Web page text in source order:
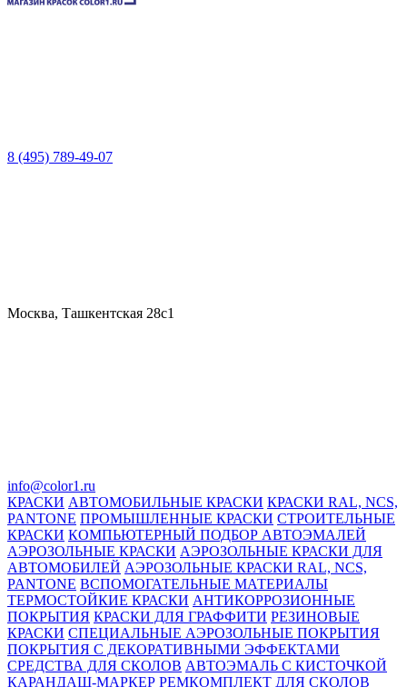
8 (495) 789-49-07
Москва, Ташкентская 28с1
info@color1.ru
КРАСКИ АВТОМОБИЛЬНЫЕ КРАСКИ КРАСКИ RAL, NCS,
PANTONE ПРОМЫШЛЕННЫЕ КРАСКИ СТРОИТЕЛЬНЫЕ
КРАСКИ КОМПЬЮТЕРНЫЙ ПОДБОР АВТОЭМАЛЕЙ
АЭРОЗОЛЬНЫЕ КРАСКИ АЭРОЗОЛЬНЫЕ КРАСКИ ДЛЯ
АВТОМОБИЛЕЙ АЭРОЗОЛЬНЫЕ КРАСКИ RAL, NCS,
PANTONE ВСПОМОГАТЕЛЬНЫЕ МАТЕРИАЛЫ
ТЕРМОСТОЙКИЕ КРАСКИ АНТИКОРРОЗИОННЫЕ
ПОКРЫТИЯ КРАСКИ ДЛЯ ГРАФФИТИ РЕЗИНОВЫЕ
КРАСКИ СПЕЦИАЛЬНЫЕ АЭРОЗОЛЬНЫЕ ПОКРЫТИЯ
ПОКРЫТИЯ С ДЕКОРАТИВНЫМИ ЭФФЕКТАМИ
СРЕДСТВА ДЛЯ СКОЛОВ АВТОЭМАЛЬ С КИСТОЧКОЙ
КАРАНДАШ-МАРКЕР РЕМКОМПЛЕКТ ДЛЯ СКОЛОВ